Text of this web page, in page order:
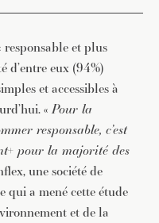
et plus
d’entre eux (94%)
et accessibles à
«Pour la
responsable, c’est
pour la majorité des
une société de
qui a mené cette étude
et de la